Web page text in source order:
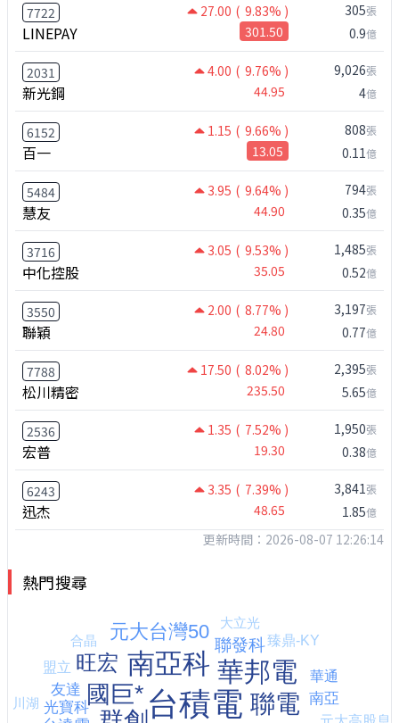
7722 27.00 ( 9.83% )
LINEPAY 301.50
305張
0.9億
2031 4.00 ( 9.76% )
新光鋼 44.95
9,026張
4億
6152 1.15 ( 9.66% )
百一 13.05
808張
0.11億
5484 3.95 ( 9.64% )
慧友 44.90
794張
0.35億
3716 3.05 ( 9.53% )
中化控股 35.05
1,485張
0.52億
3550 2.00 ( 8.77% )
聯穎 24.80
3,197張
0.77億
7788 17.50 ( 8.02% )
松川精密 235.50
2,395張
5.65億
2536 1.35 ( 7.52% )
宏普 19.30
1,950張
0.38億
6243 3.35 ( 7.39% )
迅杰 48.65
3,841張
1.85億
更新時間：2026-08-07 12:26:14
熱門搜尋